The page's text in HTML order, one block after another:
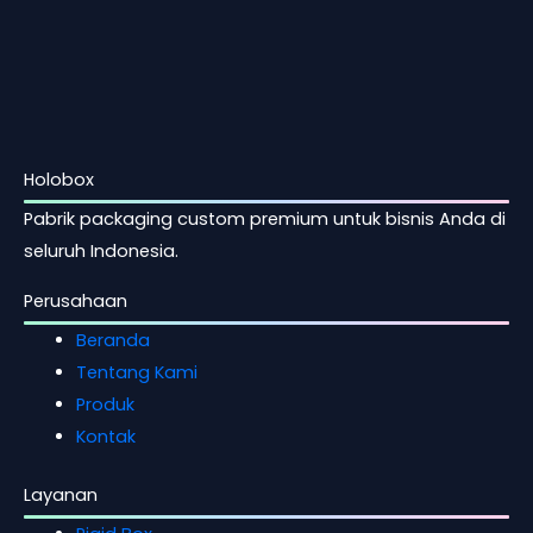
Holobox
Pabrik packaging custom premium untuk bisnis Anda di
seluruh Indonesia.
Perusahaan
Beranda
Tentang Kami
Produk
Kontak
Layanan